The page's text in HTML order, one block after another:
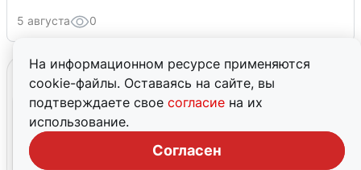
На информационном ресурсе применяются
cookie-файлы. Оставаясь на сайте, вы
подтверждаете свое согласие на их
использование.
Согласен
5 августа 0